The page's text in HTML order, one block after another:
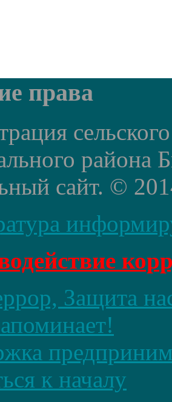
права
района
сайт. ©
Защита
к началу